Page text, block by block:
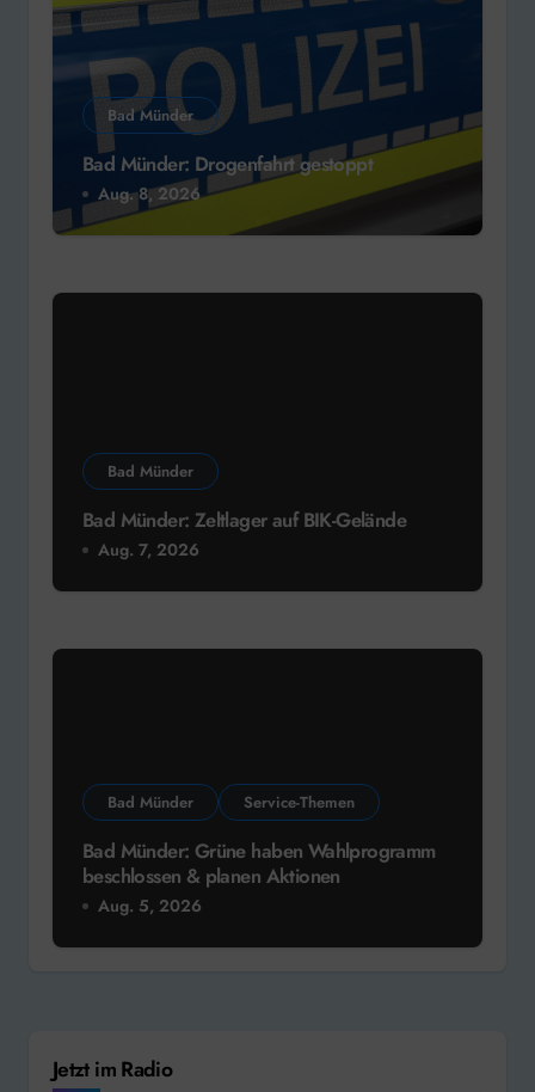
Bad Münder
Bad Münder: Drogenfahrt gestoppt
Aug. 8, 2026
Bad Münder
Bad Münder: Zeltlager auf BIK-Gelände
Aug. 7, 2026
Bad Münder Service-Themen
Bad Münder: Grüne haben Wahlprogramm
beschlossen & planen Aktionen
Aug. 5, 2026
Jetzt im Radio